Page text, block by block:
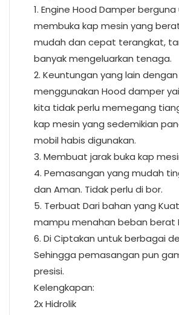
1. Engine Hood Damper
membuka kap mesin yang
mudah dan cepat terangkat,
banyak mengeluarkan tenaga.
2. Keuntungan yang lain dengan
menggunakan Hood damper
kita tidak perlu memegang
kap mesin yang sedemikian
mobil habis digunakan.
3. Membuat jarak buka kap
4. Pemasangan yang mudah
dan Aman. Tidak perlu di bor.
5. Terbuat Dari bahan yang
mampu menahan beban berat
6. Di Ciptakan untuk berbagai
Sehingga pemasangan pun
presisi.
Kelengkapan:
2x Hidrolik